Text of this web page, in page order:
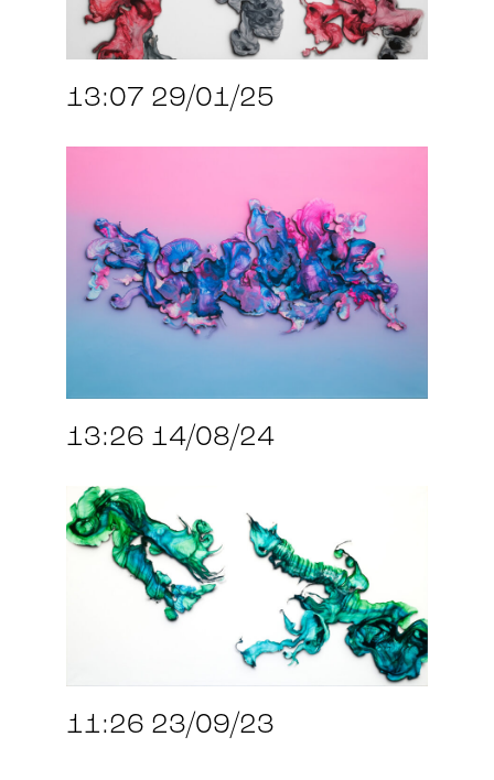
13:07 29/01/25
13:26 14/08/24
11:26 23/09/23